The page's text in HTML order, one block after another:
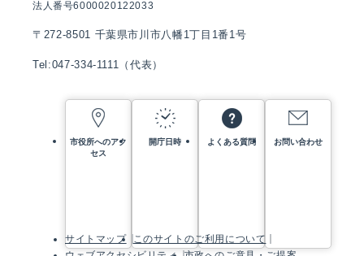
法人番号6000020122033
〒272-8501 千葉県市川市八幡1丁目1番1号
Tel:047-334-1111（代表）
市役所へのアク
セス
開庁日時 よくある質問 お問い合わせ
サイトマップ
このサイトのご利用について